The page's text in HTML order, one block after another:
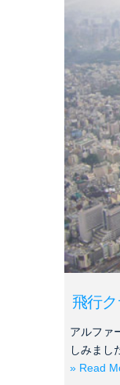
飛行
アルファ
しみまし
» Read